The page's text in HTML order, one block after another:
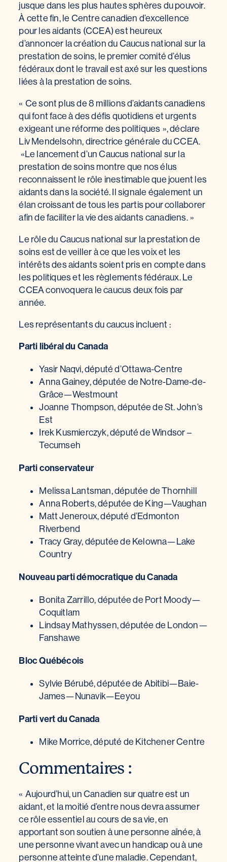
jusque dans les plus hautes sphères du pouvoir.
À cette fin, le Centre canadien d’excellence
pour les aidants (CCEA) est heureux
d’annoncer la création du Caucus national sur la
prestation de soins, le premier comité d’élus
fédéraux dont le travail est axé sur les questions
liées à la prestation de soins.
« Ce sont plus de 8 millions d’aidants canadiens
qui font face à des défis quotidiens et urgents
exigeant une réforme des politiques », déclare
Liv Mendelsohn, directrice générale du CCEA.
«Le lancement d’un Caucus national sur la
prestation de soins montre que nos élus
reconnaissent le rôle inestimable que jouent les
aidants dans la société. Il signale également un
élan croissant de tous les partis pour collaborer
afin de faciliter la vie des aidants canadiens. »
Le rôle du Caucus national sur la prestation de
soins est de veiller à ce que les voix et les
intérêts des aidants soient pris en compte dans
les politiques et les règlements fédéraux. Le
CCEA convoquera le caucus deux fois par
année.
Les représentants du caucus incluent :
Parti libéral du Canada
Yasir Naqvi, député d’Ottawa-Centre
Anna Gainey, députée de Notre-Dame-de-
Grâce—Westmount
Joanne Thompson, députée de St. John’s
Est
Irek Kusmierczyk, député de Windsor –
Tecumseh
Parti conservateur
Melissa Lantsman, députée de Thornhill
Anna Roberts, députée de King—Vaughan
Matt Jeneroux, député d’Edmonton
Riverbend
Tracy Gray, députée de Kelowna—Lake
Country
Nouveau parti démocratique du Canada
Bonita Zarrillo, députée de Port Moody—
Coquitlam
Lindsay Mathyssen, députée de London—
Fanshawe
Bloc Québécois
Sylvie Bérubé, députée de Abitibi—Baie-
James—Nunavik—Eeyou
Parti vert du Canada
Mike Morrice, député de Kitchener Centre
Commentaires :
« Aujourd’hui, un Canadien sur quatre est un
aidant, et la moitié d’entre nous devra assumer
ce rôle essentiel au cours de sa vie, en
apportant son soutien à une personne aînée, à
une personne vivant avec un handicap ou à une
personne atteinte d’une maladie. Cependant,